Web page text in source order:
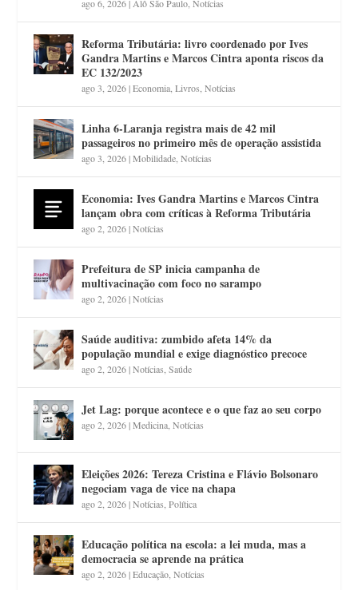
ago 6, 2026| Alô São Paulo ,Notícias
Reforma Tributária: livro coordenado por Ives
Gandra Martins e Marcos Cintra aponta riscos da
EC 132/2023
ago 3, 2026|Economia ,Livros ,Notícias
Linha 6-Laranja registra mais de 42 mil
passageiros no primeiro mês de operação assistida
ago 3, 2026|Mobilidade ,Notícias
Economia: Ives Gandra Martins e Marcos Cintra
lançam obra com críticas à Reforma Tributária
ago 2, 2026|Notícias
Prefeitura de SP inicia campanha de
multivacinação com foco no sarampo
ago 2, 2026|Notícias
Saúde auditiva: zumbido afeta 14% da
população mundial e exige diagnóstico precoce
ago 2, 2026|Notícias ,Saúde
Jet Lag: porque acontece e o que faz ao seu corpo
ago 2, 2026|Medicina ,Notícias
Eleições 2026: Tereza Cristina e Flávio Bolsonaro
negociam vaga de vice na chapa
ago 2, 2026|Notícias ,Política
Educação política na escola: a lei muda, mas a
democracia se aprende na prática
ago 2, 2026|Educação ,Notícias